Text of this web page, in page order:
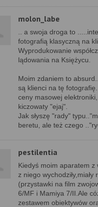
molon_labe
.. a swoja droga to
fotografią klasyczną na
Wyprodukowanie
lądowania na Księżycu.
Moim zdaniem to
są klienci na tę
ceny masowej
kiczowaty "ejaj".
Jak słyszę "rady"
beretu, ale też czego
pestilentia
Kiedyś moim aparatem z
z niego
(przystawki na film
6/MF i Mamiya 7/II.Ale
zestawem obiektywów